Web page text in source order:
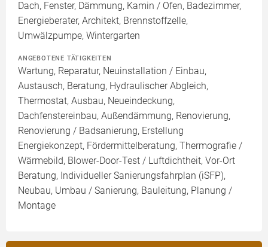
Dach, Fenster, Dämmung, Kamin / Ofen, Badezimmer,
Energieberater, Architekt, Brennstoffzelle,
Umwälzpumpe, Wintergarten
ANGEBOTENE TÄTIGKEITEN
Wartung, Reparatur, Neuinstallation / Einbau,
Austausch, Beratung, Hydraulischer Abgleich,
Thermostat, Ausbau, Neueindeckung,
Dachfenstereinbau, Außendämmung, Renovierung,
Renovierung / Badsanierung, Erstellung
Energiekonzept, Fördermittelberatung, Thermografie /
Wärmebild, Blower-Door-Test / Luftdichtheit, Vor-Ort
Beratung, Individueller Sanierungsfahrplan (iSFP),
Neubau, Umbau / Sanierung, Bauleitung, Planung /
Montage